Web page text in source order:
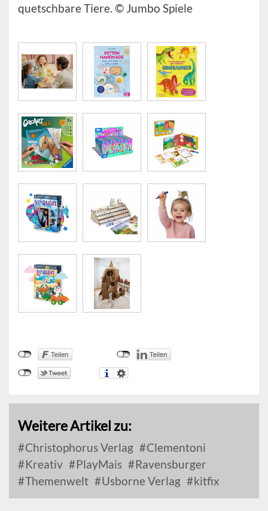
quetschbare Tiere. © Jumbo Spiele
Weitere Artikel zu:
Christophorus Verlag
Clementoni
Kreativ
PlayMais
Ravensburger
Themenwelt
Usborne Verlag kitfix